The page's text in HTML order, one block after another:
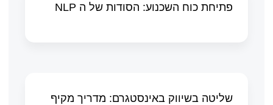
פתיחת כוח השכנוע: הסודות של ה NLP
שליטה בשיווק באינסטגרם: מדריך מקיף